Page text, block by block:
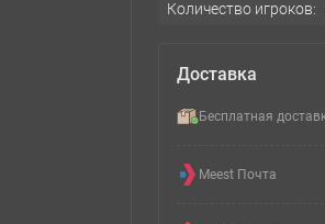
Количество игроков:
Доставка
Бесплатная
Meest Почта